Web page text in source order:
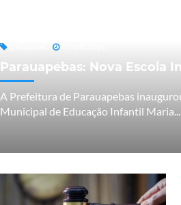
Parauapebas: Nova Escola
A Prefeitura de Parauapebas
Municipal de Educação Infantil Maria...